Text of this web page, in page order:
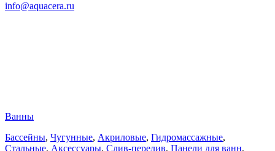
info@aquacera.ru
Ванны
Бассейны, Чугунные, Акриловые, Гидромассажные,
Стальные, Аксессуары, Слив-перелив, Панели для ванн,